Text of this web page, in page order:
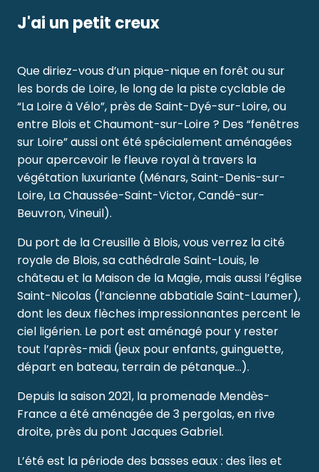
J'ai un petit creux
Que diriez-vous d’un pique-nique en forêt ou sur
les bords de Loire, le long de la piste cyclable de
“La Loire à Vélo”, près de Saint-Dyé-sur-Loire, ou
entre Blois et Chaumont-sur-Loire ? Des “fenêtres
sur Loire” aussi ont été spécialement aménagées
pour apercevoir le fleuve royal à travers la
végétation luxuriante (Ménars, Saint-Denis-sur-
Loire, La Chaussée-Saint-Victor, Candé-sur-
Beuvron, Vineuil).
Du port de la Creusille à Blois, vous verrez la cité
royale de Blois, sa cathédrale Saint-Louis, le
château et la Maison de la Magie, mais aussi l’église
Saint-Nicolas (l’ancienne abbatiale Saint-Laumer),
dont les deux flèches impressionnantes percent le
ciel ligérien. Le port est aménagé pour y rester
tout l’après-midi (jeux pour enfants, guinguette,
départ en bateau, terrain de pétanque…).
Depuis la saison 2021, la promenade Mendès-
France a été aménagée de 3 pergolas, en rive
droite, près du pont Jacques Gabriel.
L’été est la période des basses eaux : des îles et